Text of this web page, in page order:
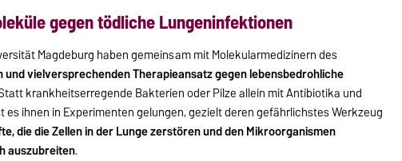
gegen tödliche Lungeninfektionen
Magdeburg haben gemeinsam mit Molekularmedizinern des
und vielversprechenden Therapieansatz gegen lebensbedrohliche
krankheitserregende Bakterien oder Pilze allein mit Antibiotika und
ihnen in Experimenten gelungen, gezielt deren gefährlichstes Werkzeug
die die Zellen in der Lunge zerstören und den Mikroorganismen
auszubreiten.